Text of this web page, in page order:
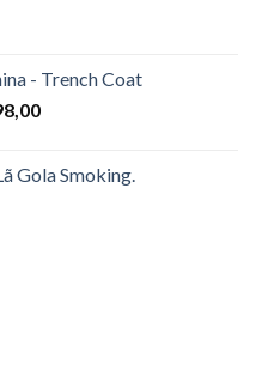
- Trench Coat
Price
through
Gola Smoking.